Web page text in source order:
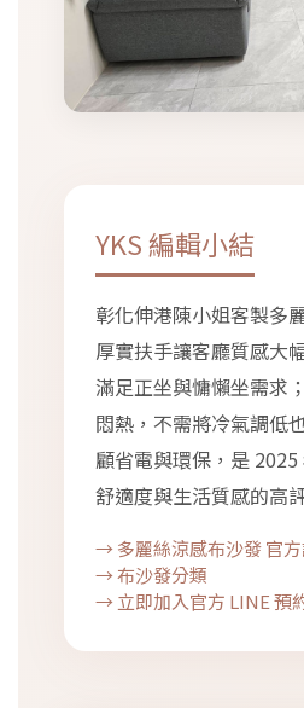
YKS 編輯小結
彰化伸港陳小姐客製多
厚實扶手讓客廳質感大
滿足正坐與慵懶坐需求
悶熱，不需將冷氣調低
顧省電與環保，是
舒適度與生活質感的高
→ 多麗絲涼感布沙發 官
→ 布沙發分類
→ 立即加入官方 LINE 預